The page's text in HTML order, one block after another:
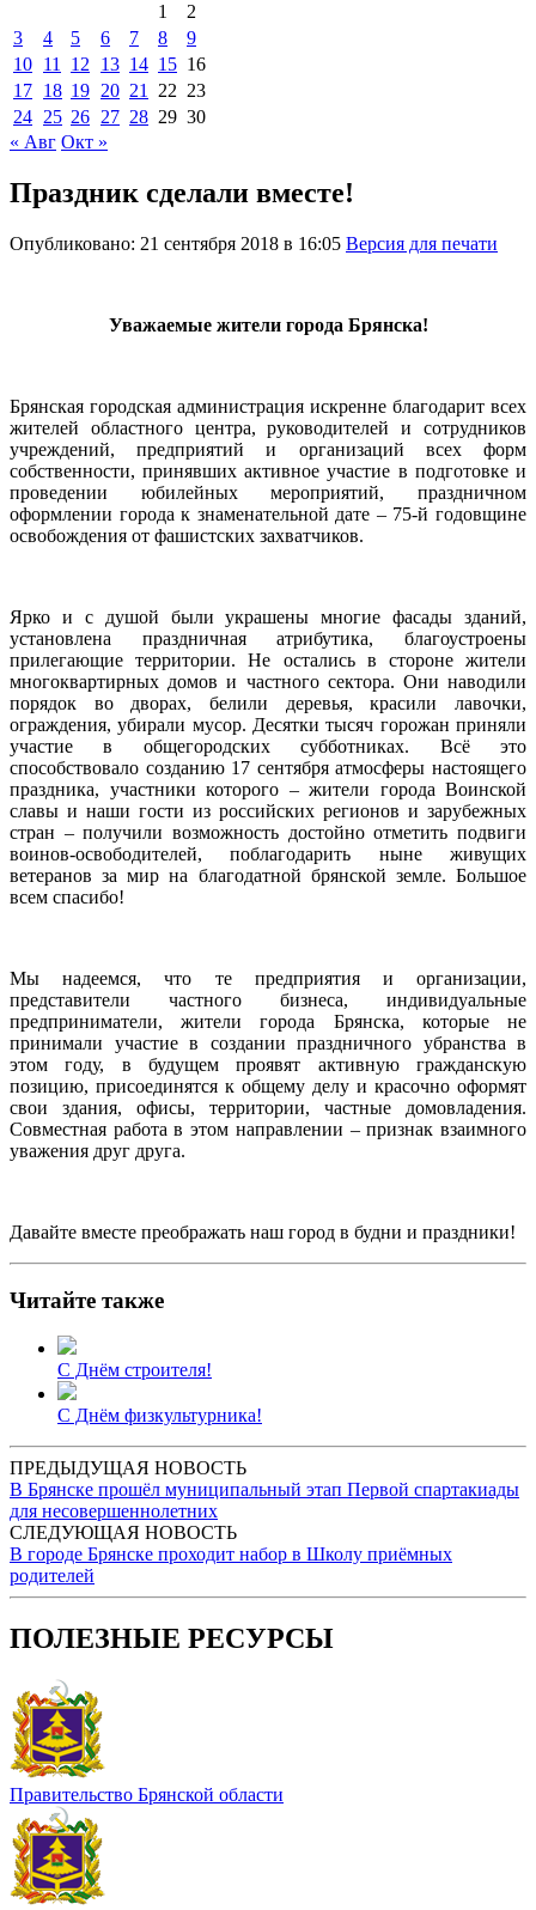
1
2
3
4 5 6 7 8
9
10 11 12 13 14 15 16
17 18 19 20 21 22 23
24 25 26 27 28 29 30
« Авг Окт »
Праздник сделали вместе!
Опубликовано: 21 сентября 2018 в 16:05 Версия для печати
Уважаемые жители города Брянска!
Брянская городская администрация искренне благодарит всех
жителей областного центра, руководителей и сотрудников
учреждений, предприятий и организаций всех форм
собственности, принявших активное участие в подготовке и
проведении юбилейных мероприятий, праздничном
оформлении города к знаменательной дате – 75-й годовщине
освобождения от фашистских захватчиков.
Ярко и с душой были украшены многие фасады зданий,
установлена праздничная атрибутика, благоустроены
прилегающие территории. Не остались в стороне жители
многоквартирных домов и частного сектора. Они наводили
порядок во дворах, белили деревья, красили лавочки,
ограждения, убирали мусор. Десятки тысяч горожан приняли
участие в общегородских субботниках. Всё это
способствовало созданию 17 сентября атмосферы настоящего
праздника, участники которого – жители города Воинской
славы и наши гости из российских регионов и зарубежных
стран – получили возможность достойно отметить подвиги
воинов-освободителей, поблагодарить ныне живущих
ветеранов за мир на благодатной брянской земле. Большое
всем спасибо!
Мы надеемся, что те предприятия и организации,
представители частного бизнеса, индивидуальные
предприниматели, жители города Брянска, которые не
принимали участие в создании праздничного убранства в
этом году, в будущем проявят активную гражданскую
позицию, присоединятся к общему делу и красочно оформят
свои здания, офисы, территории, частные домовладения.
Совместная работа в этом направлении – признак взаимного
уважения друг друга.
Давайте вместе преображать наш город в будни и праздники!
Читайте также
С Днём строителя!
С Днём физкультурника!
ПРЕДЫДУЩАЯ НОВОСТЬ
В Брянске прошёл муниципальный этап Первой спартакиады
для несовершеннолетних
СЛЕДУЮЩАЯ НОВОСТЬ
В городе Брянске проходит набор в Школу приёмных
родителей
ПОЛЕЗНЫЕ РЕСУРСЫ
Правительство Брянской области